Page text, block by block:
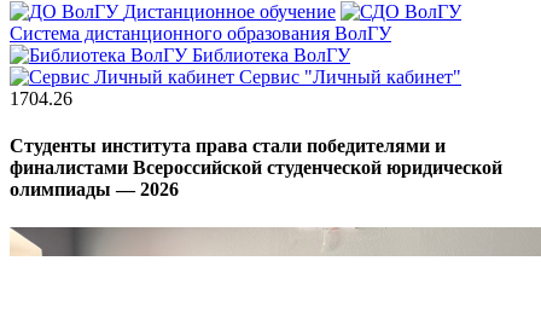
Дистанционное обучение
Система дистанционного образования ВолГУ
Библиотека ВолГУ
Сервис "Личный кабинет"
1704.26
Студенты института права стали победителями и
финалистами Всероссийской студенческой юридической
олимпиады — 2026